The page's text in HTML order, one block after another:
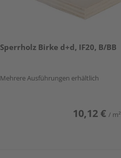
Sperrholz Birke d+d, IF20, B/BB
Mehrere Ausführungen erhältlich
10,12 € / m²